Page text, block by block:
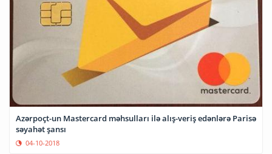
Azərpoçt-un Mastercard məhsulları ilə alış-veriş edənlərə Parisə
səyahət şansı
04-10-2018